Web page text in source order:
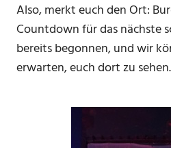
Also, merkt euch den Ort:
Countdown für das nächste
bereits begonnen, und wir
erwarten, euch dort zu sehen.